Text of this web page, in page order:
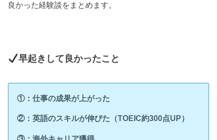
良かった経験談をまとめます。
早起きして良かったこと
①：仕事の成果が上がった
②：英語のスキルが伸びた（TOEIC約300点UP）